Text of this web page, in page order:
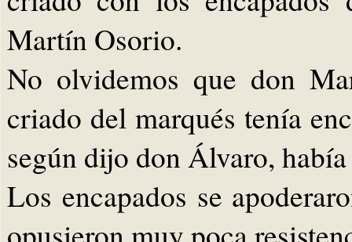
Martín Osorio.
No olvidemos que don
criado del marqués tenía
según dijo don Álvaro,
Los encapados se